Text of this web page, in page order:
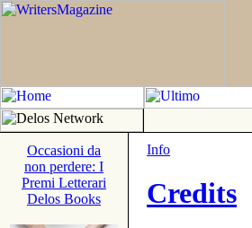
Occasioni da
non perdere: I
Premi Letterari
Delos Books
Info
Credits